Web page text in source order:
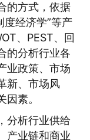
的方式，依据
度经济学”等产
、PEST、回
的分析行业各
业政策、市场
新、市场风
素。
分析行业供给
产业链和商业